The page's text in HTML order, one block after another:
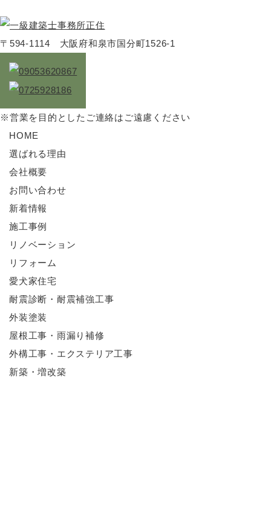
〒594-1114 大阪府和泉市国分町1526-1
※営業を目的としたご連絡はご遠慮ください
HOME
選ばれる理由
会社概要
お問い合わせ
新着情報
施工事例
リノベーション
リフォーム
愛犬家住宅
耐震診断・耐震補強工事
外装塗装
屋根工事・雨漏り補修
外構工事・エクステリア工事
新築・増改築